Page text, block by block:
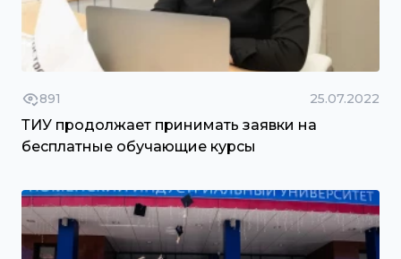
891 25.07.2022
ТИУ продолжает принимать заявки на
бесплатные обучающие курсы